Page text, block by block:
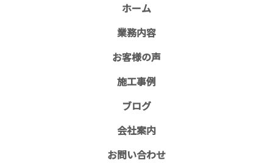
ホーム
業務内容
お客様の声
施工事例
ブログ
会社案内
お問い合わせ